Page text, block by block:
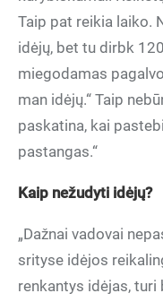
Taip pat reikia laiko.
idėjų, bet tu dirbk
miegodamas
man idėjų.“ Taip
paskatina, kai
pastangas.“
Kaip nežudyti idėjų?
„Dažnai vadovai
srityse idėjos
renkantys idėjas,